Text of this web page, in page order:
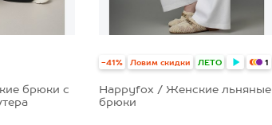
брюки с
-41% Ловим скидки ЛЕТО 1
Happyfox / Женские льняные
брюки